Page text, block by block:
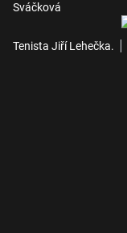
Sváčková
Tenista Jiří Lehečka.